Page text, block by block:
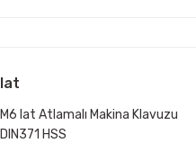
Iat
M6 Iat Atlamalı Makina Klavuzu
DIN371 HSS